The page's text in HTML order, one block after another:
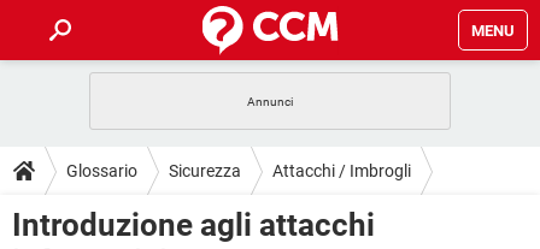
MENU
INTRATTENIMENTO ANDROID
iOS WINDOWS 10
GUIDE
COVID-19
INTRATTENIMENTO ANDROID
DOWNLOAD
Glossario Sicurezza Attacchi / Imbrogli
Introduzione agli attacchi